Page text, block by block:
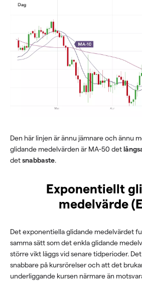
Den här linjen är ännu jämnare och ännu
glidande medelvärden är MA-50 det
detsnabbaste.
Exponentiellt
medelvärde
Det exponentiella glidande medelvärdet
samma sätt som det enkla glidande
större vikt läggs vid senare tidperioder.
snabbare på kursrörelser och att det
underliggande kursen närmare än